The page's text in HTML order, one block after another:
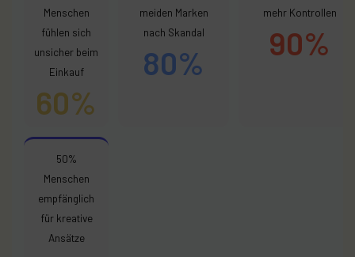
Menschen
fühlen sich
unsicher beim
Einkauf
60%
meiden Marken
nach Skandal
80%
mehr Kontrollen
90%
50%
Menschen
empfänglich
für kreative
Ansätze